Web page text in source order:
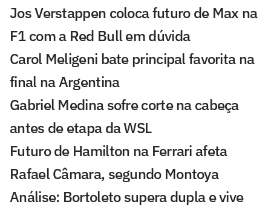
Jos Verstappen coloca futuro de Max na
F1 com a Red Bull em dúvida
Carol Meligeni bate principal favorita na
final na Argentina
Gabriel Medina sofre corte na cabeça
antes de etapa da WSL
Futuro de Hamilton na Ferrari afeta
Rafael Câmara, segundo Montoya
Análise: Bortoleto supera dupla e vive